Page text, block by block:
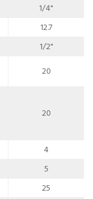
1/4"
12.7
1/2"
20
20
4
5
25